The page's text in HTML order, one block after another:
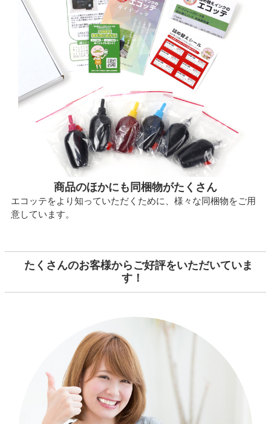
商品のほかにも同梱物がたくさん
エコッテをより知っていただくために、様々な同梱物をご用
意しています。
たくさんのお客様からご好評をいただいていま
す！